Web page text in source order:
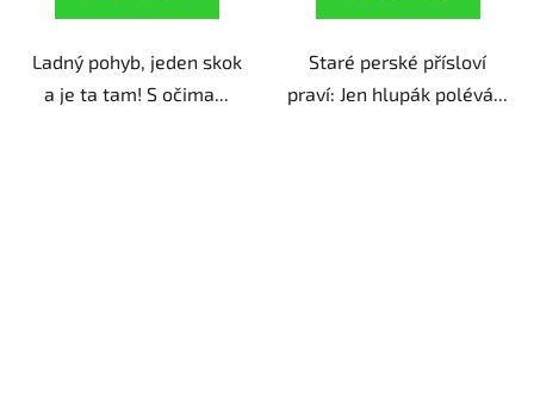
Ladný pohyb, jeden skok
a je ta tam! S očima...
Staré perské přísloví
praví: Jen hlupák polévá...